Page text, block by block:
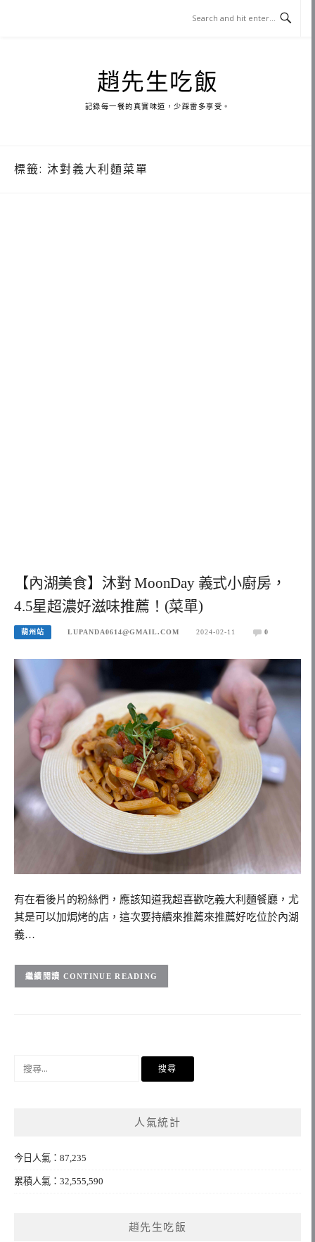
趙先生吃飯
記錄每一餐的真實味道，少踩雷多享受。
標籤: 沐對義大利麵菜單
【內湖美食】沐對 MoonDay 義式小廚房，
4.5星超濃好滋味推薦！(菜單)
葫州站 LUPANDA0614@GMAIL.COM 2024-02-11 0
有在看後片的粉絲們，應該知道我超喜歡吃義大利麵餐廳，尤
其是可以加焗烤的店，這次要持續來推薦來推薦好吃位於內湖
義…
CONTINUE READING
人氣統計
今日人氣：87,235
累積人氣：32,555,590
趙先生吃飯